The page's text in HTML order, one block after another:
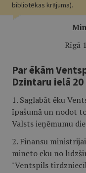
bibliotēkas krājuma).
Rīgā
Par ēkām
Dzintaru ielā 20
1. Saglabāt ēku
īpašumā un nodot
Valsts ieņēmumu
2. Finansu
minēto ēku no
"Ventspils